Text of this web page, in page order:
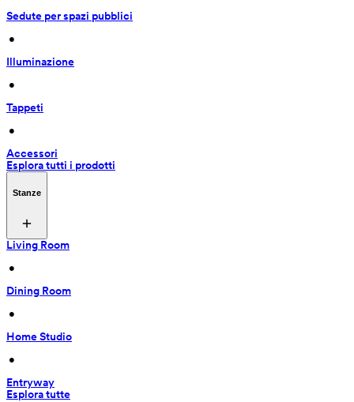
Sedute per spazi pubblici
•
Illuminazione
•
Tappeti
•
Accessori
Esplora tutti i prodotti
Stanze
Living Room
•
Dining Room
•
Home Studio
•
Entryway
Esplora tutte